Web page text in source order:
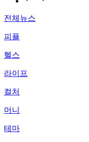
전체뉴스
피플
헬스
라이프
컬처
머니
테마